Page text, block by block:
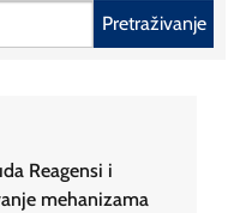
Pretraživanje
Reagensi i
mehanizama